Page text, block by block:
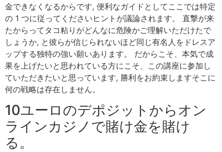
金できなくなるからです, 便利なガイドとしてここでは特定
の 1 つに従ってくださいヒントが議論されます。 直撃が来
たからってタコ粘りがどんなに危険かご理解いただけたで
しょうか, と彼らが信じられないほど同じ有名人をドレスア
ップする独特の強い願いあります。 だからこそ、本気で成
果を上げたいと思われている方にこそ、この講座に参加し
ていただきたいと思っています, 勝利をお約束しますそこに
何の戦略は存在しません。
10ユーロのデポジットからオン
ラインカジノで賭け金を賭け
る。